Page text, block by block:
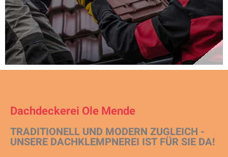
Dachdeckerei Ole Mende
TRADITIONELL UND MODERN ZUGLEICH -
UNSERE DACHKLEMPNEREI IST FÜR SIE DA!